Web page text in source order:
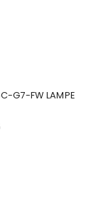
G7-FW LAMPE